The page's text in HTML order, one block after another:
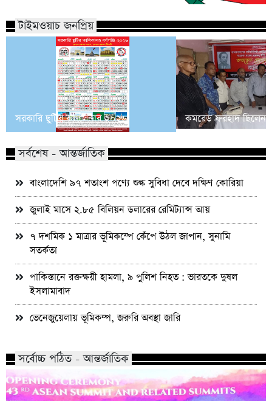
টাইমওয়াচ জনপ্রিয়
সরকারি ছুটির ক্যালেন্ডার ২০২৬ কমরেড ফরহাদ ছিলেন
সর্বশেষ - আন্তর্জাতিক
বাংলাদেশি ৯৭ শতাংশ পণ্যে শুল্ক সুবিধা দেবে দক্ষিণ কোরিয়া
জুলাই মাসে ২.৮৫ বিলিয়ন ডলারের রেমিট্যান্স আয়
৭ দশমিক ১ মাত্রার ভূমিকম্পে কেঁপে উঠল জাপান, সুনামি
সতর্কতা
পাকিস্তানে রক্তক্ষয়ী হামলা, ৯ পুলিশ নিহত : ভারতকে দুষল
ইসলামাবাদ
ভেনেজুয়েলায় ভূমিকম্প, জরুরি অবস্থা জারি
সর্বোচ্চ পঠিত - আন্তর্জাতিক